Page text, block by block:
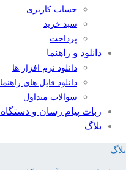
حساب کاربری
سبد خرید
پرداخت
دانلود و راهنما
دانلود نرم افزار ها
دانلود فایل های راهنما
سوالات متداول
ربات پیام رسان و دستگاه SMSBAN
بلاگ
بلاگ